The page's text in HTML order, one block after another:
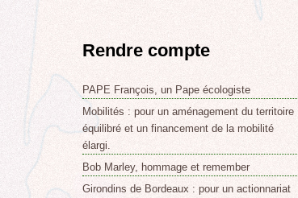
Rendre compte
PAPE François, un Pape écologiste
Mobilités : pour un aménagement du territoire
équilibré et un financement de la mobilité
élargi.
Bob Marley, hommage et remember
Girondins de Bordeaux : pour un actionnariat